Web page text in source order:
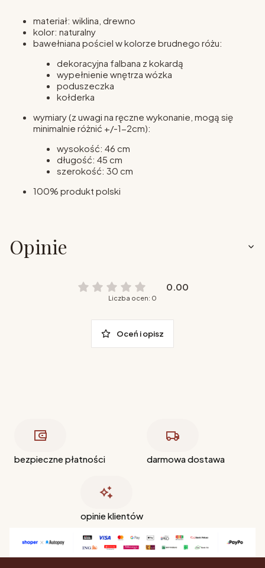
materiał: wiklina, drewno
kolor: naturalny
bawełniana pościel w kolorze brudnego różu:
dekoracyjna falbana z kokardą
wypełnienie wnętrza wózka
poduszeczka
kołderka
wymiary (z uwagi na ręczne wykonanie, mogą się
minimalnie różnić +/-1-2cm):
wysokość: 46 cm
długość: 45 cm
szerokość: 30 cm
100% produkt polski
Opinie
0.00
Liczba ocen: 0
Oceń i opisz
bezpieczne płatności darmowa dostawa
opinie klientów